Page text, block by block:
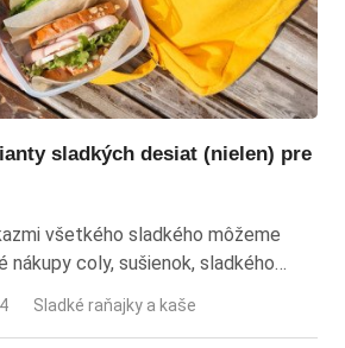
sladkých desiat (nielen) pre
všetkého sladkého môžeme
nákupy coly, sušienok, sladkého
čokoládových tyčiniek za našimi
Sladké raňajky a kaše